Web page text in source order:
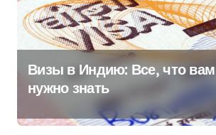
Визы в Индию: Все, что вам
нужно знать